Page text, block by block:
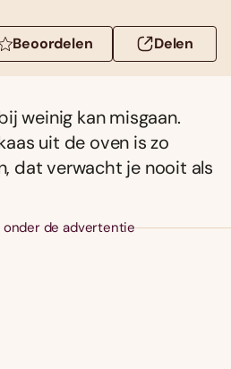
Beoordelen Delen
weinig kan misgaan.
uit de oven is zo
dat verwacht je nooit als
onder de advertentie